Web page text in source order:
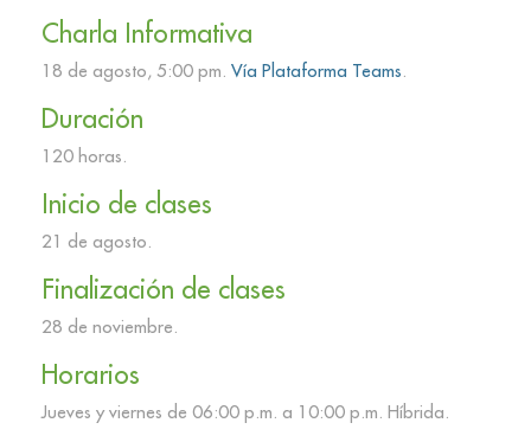
Charla Informativa
18 de agosto, 5:00 pm. Vía Plataforma Teams.
Duración
120 horas.
Inicio de clases
21 de agosto.
Finalización de clases
28 de noviembre.
Horarios
Jueves y viernes de 06:00 p.m. a 10:00 p.m. Híbrida.